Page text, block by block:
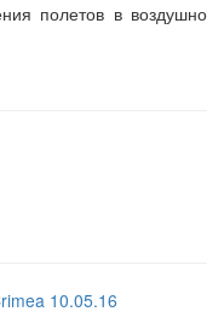
полетов в
10.05.16